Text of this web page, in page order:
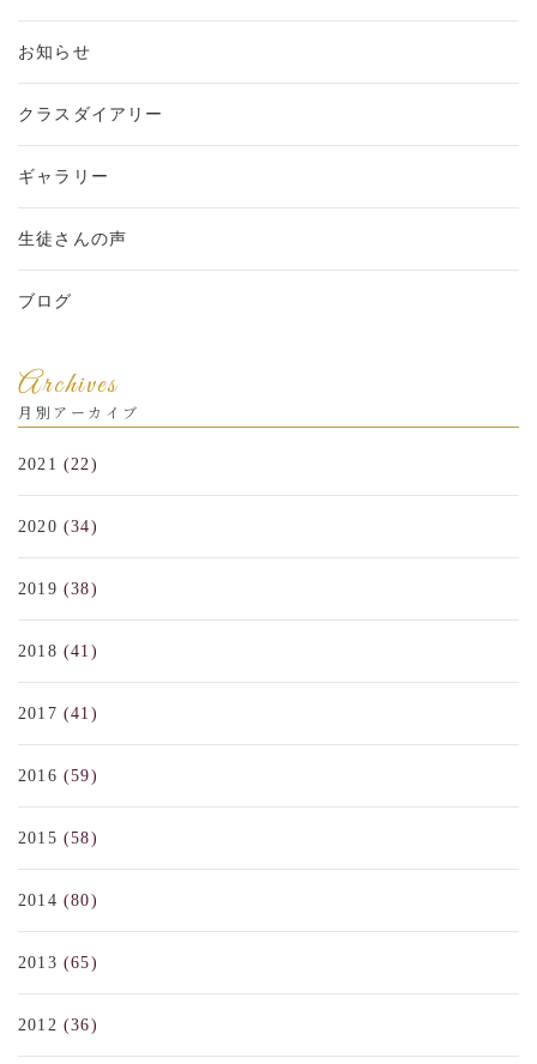
お知らせ
クラスダイアリー
ギャラリー
生徒さんの声
ブログ
Archives
月別アーカイブ
2021 (22)
2020 (34)
2019 (38)
2018 (41)
2017 (41)
2016 (59)
2015 (58)
2014 (80)
2013 (65)
2012 (36)